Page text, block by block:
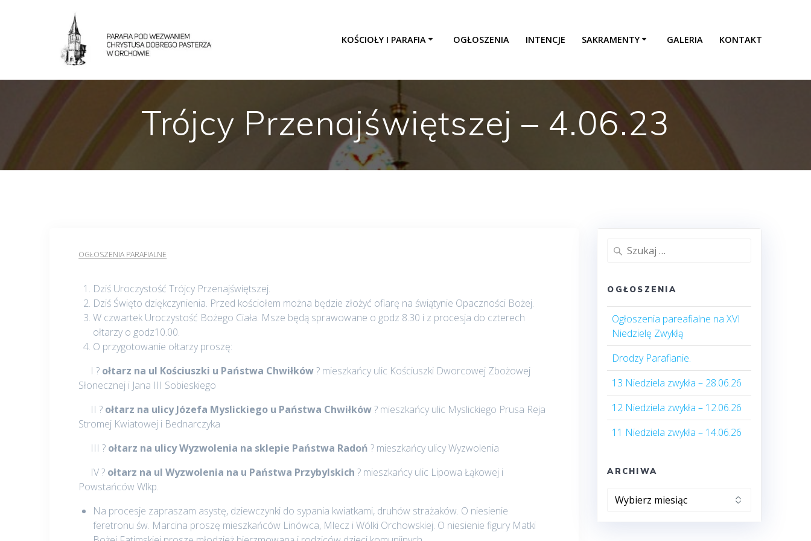
KOŚCIOŁY I PARAFIA OGŁOSZENIA INTENCJE SAKRAMENTY GALERIA KONTAKT
Trójcy Przenajświętszej – 4.06.23
OGŁOSZENIA PARAFIALNE
Dziś Uroczystość Trójcy Przenajświętszej.
Dziś Święto dziękczynienia. Przed kościołem można będzie złożyć ofiarę na świątynie Opaczności Bożej.
W czwartek Uroczystość Bożego Ciała. Msze będą sprawowane o godz 8.30 i z procesja do czterech
ołtarzy o godz10.00.
O przygotowanie ołtarzy proszę:
I ? ołtarz na ul Kościuszki u Państwa Chwiłków ? mieszkańcy ulic Kościuszki Dworcowej Zbożowej
Słonecznej i Jana III Sobieskiego
II ? ołtarz na ulicy Józefa Myslickiego u Państwa Chwiłków ? mieszkańcy ulic Myslickiego Prusa Reja
Stromej Kwiatowej i Bednarczyka
III ? ołtarz na ulicy Wyzwolenia na sklepie Państwa Radoń ? mieszkańcy ulicy Wyzwolenia
IV ? ołtarz na ul Wyzwolenia na u Państwa Przybylskich ? mieszkańcy ulic Lipowa Łąkowej i
Powstańców Wlkp.
Na procesje zapraszam asystę, dziewczynki do sypania kwiatkami, druhów strażaków. O niesienie
feretronu św. Marcina proszę mieszkańców Linówca, Mlecz i Wólki Orchowskiej. O niesienie figury Matki
Szukaj:
OGŁOSZENIA
Ogłoszenia pareafialne na XVI
Niedzielę Zwykłą
Drodzy Parafianie.
13 Niedziela zwykła – 28.06.26
12 Niedziela zwykła – 12.06.26
11 Niedziela zwykła – 14.06.26
ARCHIWA
Archiwa